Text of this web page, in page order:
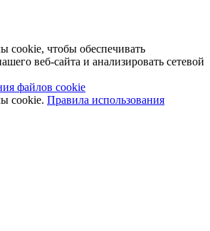
cookie, чтобы обеспечивать
веб-сайта и анализировать сетевой
файлов cookie
cookie. Правила использования